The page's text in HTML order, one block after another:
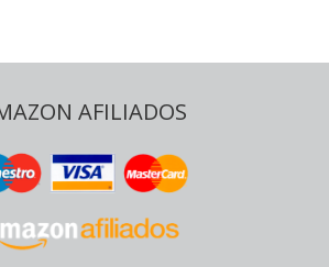
AFILIADOS